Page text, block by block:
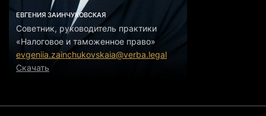
ЕВГЕНИЯ ЗАИНЧУКОВСКАЯ
Советник, руководитель практики
«Налоговое и таможенное право»
evgeniia.zainchukovskaia@verba.legal
Скачать